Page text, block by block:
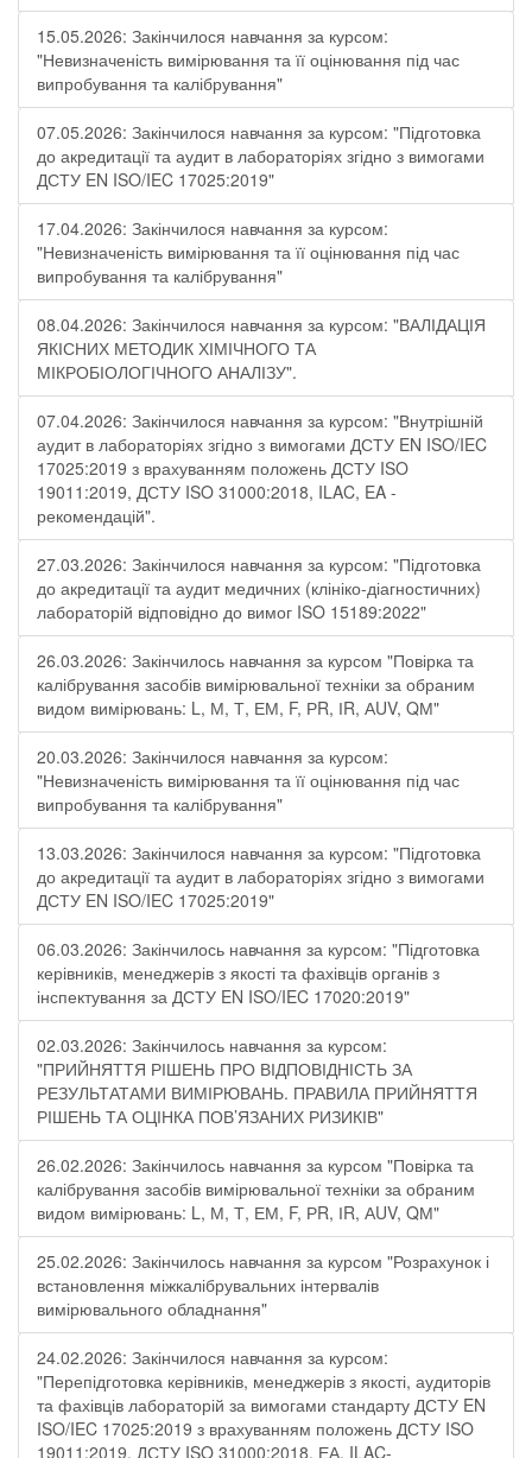
15.05.2026: Закінчилося навчання за курсом:
"Невизначеність вимірювання та її оцінювання під час
випробування та калібрування"
07.05.2026: Закінчилося навчання за курсом: "Підготовка
до акредитації та аудит в лабораторіях згідно з вимогами
ДСТУ EN ISO/IEC 17025:2019"
17.04.2026: Закінчилося навчання за курсом:
"Невизначеність вимірювання та її оцінювання під час
випробування та калібрування"
08.04.2026: Закінчилося навчання за курсом: "ВАЛІДАЦІЯ
ЯКІСНИХ МЕТОДИК ХІМІЧНОГО ТА
МІКРОБІОЛОГІЧНОГО АНАЛІЗУ".
07.04.2026: Закінчилося навчання за курсом: "Внутрішній
аудит в лабораторіях згідно з вимогами ДСТУ EN ISO/IEC
17025:2019 з врахуванням положень ДСТУ ISO
19011:2019, ДСТУ ISO 31000:2018, ILAC, EA -
рекомендацій".
27.03.2026: Закінчилося навчання за курсом: "Підготовка
до акредитації та аудит медичних (клініко-діагностичних)
лабораторій відповідно до вимог ISO 15189:2022"
26.03.2026: Закінчилось навчання за курсом "Повірка та
калібрування засобів вимірювальної техніки за обраним
видом вимірювань: L, М, Т, ЕМ, F, РR, ІR, АUV, QМ"
20.03.2026: Закінчилося навчання за курсом:
"Невизначеність вимірювання та її оцінювання під час
випробування та калібрування"
13.03.2026: Закінчилося навчання за курсом: "Підготовка
до акредитації та аудит в лабораторіях згідно з вимогами
ДСТУ EN ISO/IEC 17025:2019"
06.03.2026: Закінчилось навчання за курсом: "Підготовка
керівників, менеджерів з якості та фахівців органів з
інспектування за ДСТУ EN ISO/IEC 17020:2019"
02.03.2026: Закінчилось навчання за курсом:
"ПРИЙНЯТТЯ РІШЕНЬ ПРО ВІДПОВІДНІСТЬ ЗА
РЕЗУЛЬТАТАМИ ВИМІРЮВАНЬ. ПРАВИЛА ПРИЙНЯТТЯ
РІШЕНЬ ТА ОЦІНКА ПОВ’ЯЗАНИХ РИЗИКІВ"
26.02.2026: Закінчилось навчання за курсом "Повірка та
калібрування засобів вимірювальної техніки за обраним
видом вимірювань: L, М, Т, ЕМ, F, РR, ІR, АUV, QМ"
25.02.2026: Закінчилось навчання за курсом "Розрахунок і
встановлення міжкалібрувальних інтервалів
вимірювального обладнання"
24.02.2026: Закінчилося навчання за курсом:
"Перепідготовка керівників, менеджерів з якості, аудиторів
та фахівців лабораторій за вимогами стандарту ДСТУ EN
ISO/IEC 17025:2019 з врахуванням положень ДСТУ ISO
19011:2019, ДСТУ ISO 31000:2018, ЕА, ILAC-